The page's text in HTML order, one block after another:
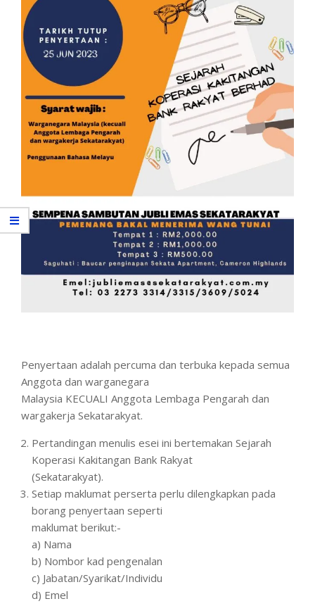
Penyertaan adalah percuma dan terbuka kepada semua
Anggota dan warganegara
Malaysia KECUALI Anggota Lembaga Pengarah dan
wargakerja Sekatarakyat.
Pertandingan menulis esei ini bertemakan Sejarah
Koperasi Kakitangan Bank Rakyat
(Sekatarakyat).
Setiap maklumat perserta perlu dilengkapkan pada
borang penyertaan seperti
maklumat berikut:-
a) Nama
b) Nombor kad pengenalan
c) Jabatan/Syarikat/Individu
d) Emel